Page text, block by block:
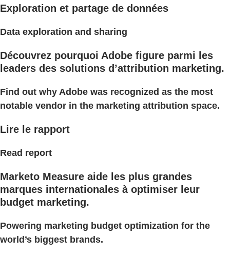
Exploration et partage de données
Data exploration and sharing
Découvrez pourquoi Adobe figure parmi les
leaders des solutions d’attribution marketing.
Find out why Adobe was recognized as the most
notable vendor in the marketing attribution space.
Lire le rapport
Read report
Marketo Measure aide les plus grandes
marques internationales à optimiser leur
budget marketing.
Powering marketing budget optimization for the
world’s biggest brands.